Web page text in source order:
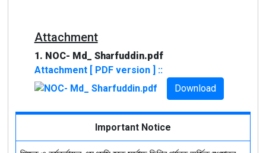
Attachment
1. NOC- Md_ Sharfuddin.pdf
Attachment [ PDF version ] ::
Download
Important Notice